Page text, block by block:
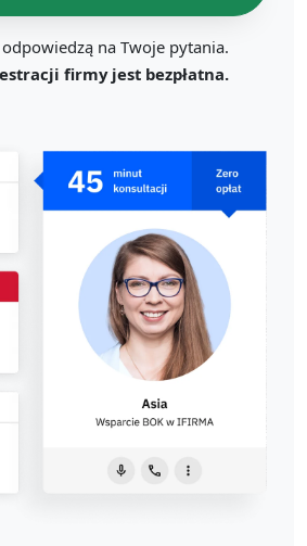
na Twoje pytania.
firmy jest bezpłatna.